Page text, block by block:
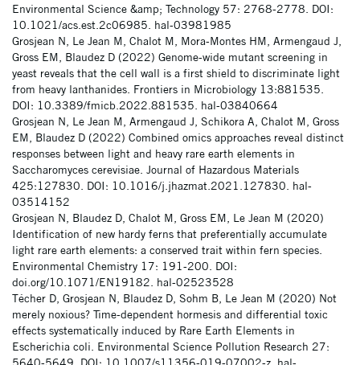
Environmental Science &amp; Technology 57: 2768-2778. DOI:
10.1021/acs.est.2c06985. hal-03981985
Grosjean N, Le Jean M, Chalot M, Mora-Montes HM, Armengaud J,
Gross EM, Blaudez D (2022) Genome-wide mutant screening in
yeast reveals that the cell wall is a first shield to discriminate light
from heavy lanthanides. Frontiers in Microbiology 13:881535.
DOI: 10.3389/fmicb.2022.881535. hal-03840664
Grosjean N, Le Jean M, Armengaud J, Schikora A, Chalot M, Gross
EM, Blaudez D (2022) Combined omics approaches reveal distinct
responses between light and heavy rare earth elements in
Saccharomyces cerevisiae. Journal of Hazardous Materials
425:127830. DOI: 10.1016/j.jhazmat.2021.127830. hal-
03514152
Grosjean N, Blaudez D, Chalot M, Gross EM, Le Jean M (2020)
Identification of new hardy ferns that preferentially accumulate
light rare earth elements: a conserved trait within fern species.
Environmental Chemistry 17: 191-200. DOI:
doi.org/10.1071/EN19182. hal-02523528
Técher D, Grosjean N, Blaudez D, Sohm B, Le Jean M (2020) Not
merely noxious? Time-dependent hormesis and differential toxic
effects systematically induced by Rare Earth Elements in
Escherichia coli. Environmental Science Pollution Research 27: